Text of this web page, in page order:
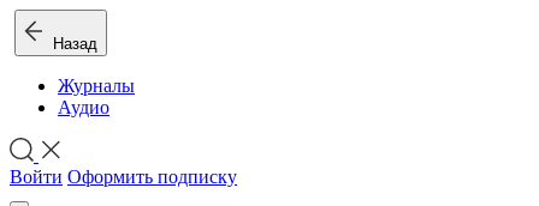
Назад
Журналы
Аудио
Войти Оформить подписку